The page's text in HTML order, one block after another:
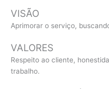
VISÃO
Aprimorar o serviço,
VALORES
Respeito ao cliente,
trabalho.